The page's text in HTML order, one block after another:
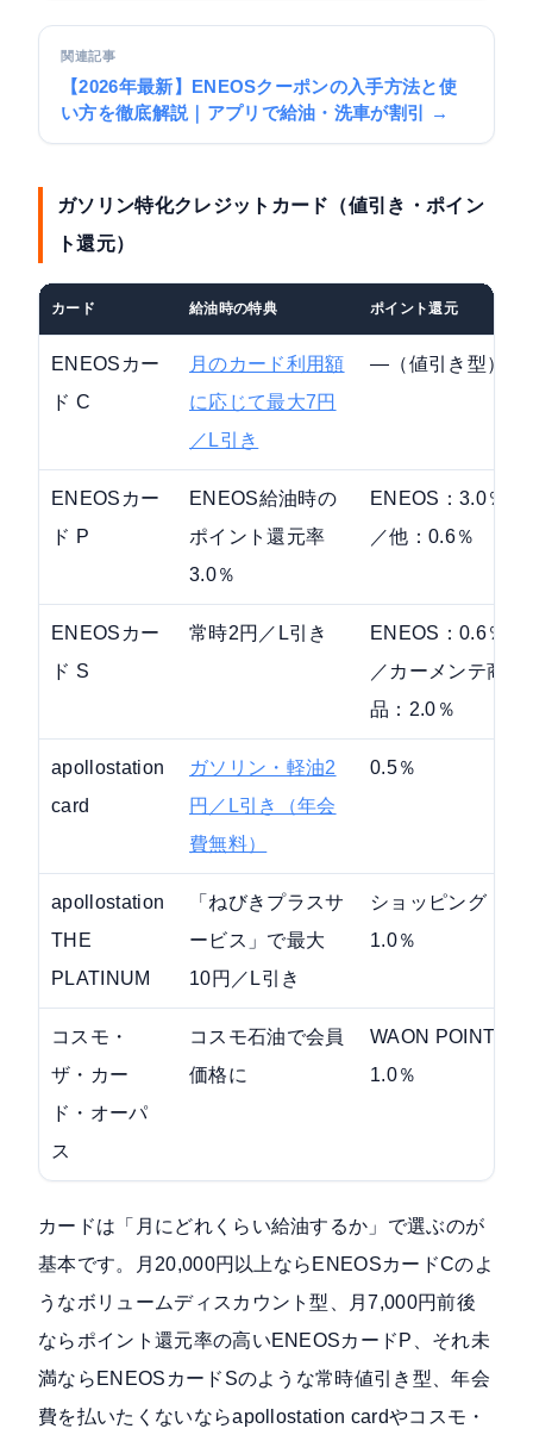
関連記事
【2026年最新】ENEOSクーポンの入手方法と使
い方を徹底解説｜アプリで給油・洗車が割引 →
ガソリン特化クレジットカード（値引き・ポイン
ト還元）
カード 給油時の特典 ポイント還元
ENEOSカー
ド C
月のカード利用額
に応じて最大7円
／L引き
—（値引き型）
ENEOSカー
ド P
ENEOS給油時の
ポイント還元率
3.0％
ENEOS：3.0％
／他：0.6％
ENEOSカー
ド S
常時2円／L引き
ENEOS：0.6％
／カーメンテ商
品：2.0％
apollostation
card
ガソリン・軽油2
円／L引き（年会
費無料）
0.5％
apollostation
THE
PLATINUM
「ねびきプラスサ
ービス」で最大
10円／L引き
ショッピング
1.0％
コスモ・
ザ・カー
ド・オーパ
ス
コスモ石油で会員
価格に
WAON POINT
1.0％
カードは「月にどれくらい給油するか」で選ぶのが
基本です。月20,000円以上ならENEOSカードCのよ
うなボリュームディスカウント型、月7,000円前後
ならポイント還元率の高いENEOSカードP、それ未
満ならENEOSカードSのような常時値引き型、年会
費を払いたくないならapollostation cardやコスモ・